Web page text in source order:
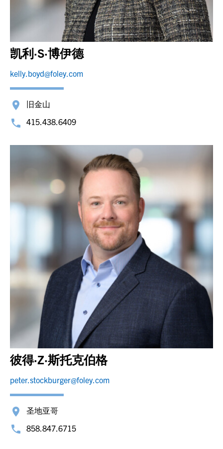
凯利·S·博伊德
kelly.boyd@foley.com
旧金山
415.438.6409
彼得·Z·斯托克伯格
peter.stockburger@foley.com
圣地亚哥
858.847.6715